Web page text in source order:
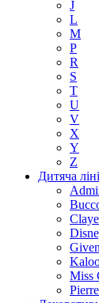
J
L
M
P
R
S
T
U
V
X
Y
Z
Дитяча
Miss